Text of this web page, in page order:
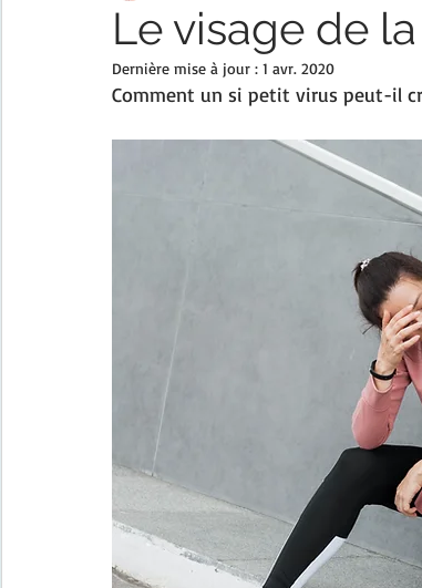
Le visage de
Dernière mise à jour : 1 avr. 2020
Comment un si petit virus peut-il